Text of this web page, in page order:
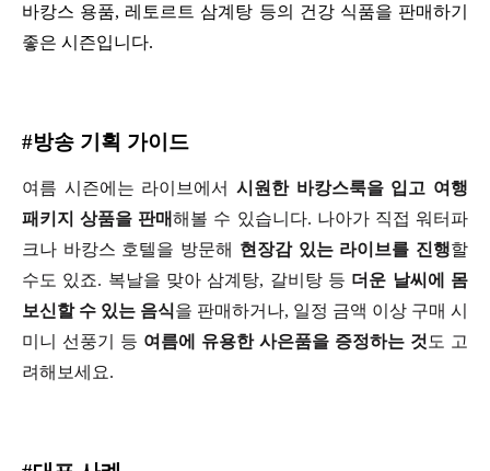
바캉스 용품, 레토르트 삼계탕 등의 건강 식품을 판매하기
좋은 시즌입니다.
#방송 기획 가이드
여름 시즌에는 라이브에서 시원한 바캉스룩을 입고 여행
패키지 상품을 판매해볼 수 있습니다. 나아가 직접 워터파
크나 바캉스 호텔을 방문해 현장감 있는 라이브를 진행할
수도 있죠. 복날을 맞아 삼계탕, 갈비탕 등 더운 날씨에 몸
보신할 수 있는 음식을 판매하거나, 일정 금액 이상 구매 시
미니 선풍기 등 여름에 유용한 사은품을 증정하는 것 도 고
려해보세요.